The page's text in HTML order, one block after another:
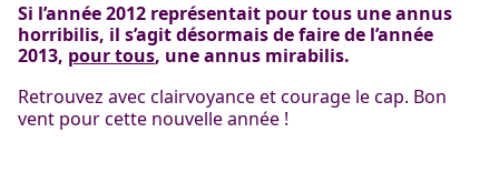
Si l’année 2012 représentait pour tous une annus
horribilis, il s’agit désormais de faire de l’année
2013, pour tous, une annus mirabilis.
Retrouvez avec clairvoyance et courage le cap. Bon
vent pour cette nouvelle année !